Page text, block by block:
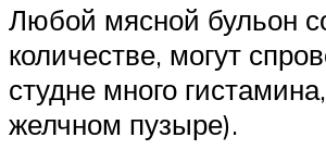
Любой мясной бульон
количестве, могут
студне много
желчном пузыре).